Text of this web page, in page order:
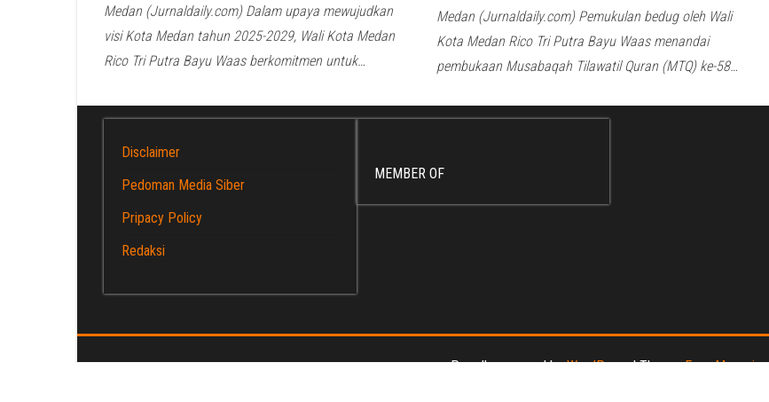
Medan (Jurnaldaily.com) Dalam upaya mewujudkan
visi Kota Medan tahun 2025-2029, Wali Kota Medan
Rico Tri Putra Bayu Waas berkomitmen untuk…
Medan (Jurnaldaily.com) Pemukulan bedug oleh Wali
Kota Medan Rico Tri Putra Bayu Waas menandai
pembukaan Musabaqah Tilawatil Quran (MTQ) ke-58…
Disclaimer
Pedoman Media Siber
Pripacy Policy
Redaksi
MEMBER OF
Proudly powered byWordPress |Theme:Envo Magazine